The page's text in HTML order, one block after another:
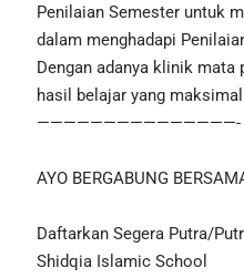
Penilaian Semester untuk
dalam menghadapi
Dengan adanya klinik
hasil belajar yang
———————————————-
AYO BERGABUNG
Daftarkan Segera Putra/
Shidqia Islamic School